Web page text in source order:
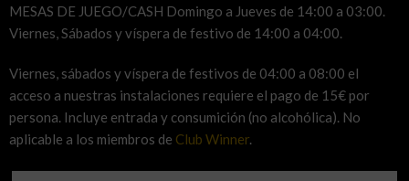
MESAS DE JUEGO/CASH Domingo a Jueves de 14:00 a 03:00.
Viernes, Sábados y víspera de festivo de 14:00 a 04:00.
Viernes, sábados y víspera de festivos de 04:00 a 08:00 el
acceso a nuestras instalaciones requiere el pago de 15€ por
persona. Incluye entrada y consumición (no alcohólica). No
aplicable a los miembros de Club Winner.